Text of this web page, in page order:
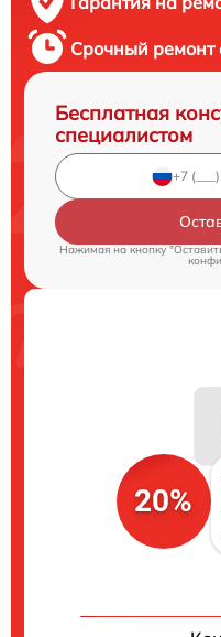
Срочный ремонт
Бесплатная
специалистом
Нажимая на кнопку
20%